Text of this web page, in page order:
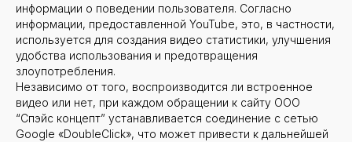
информации о поведении пользователя. Согласно
информации, предоставленной YouTube, это, в частности,
используется для создания видео статистики, улучшения
удобства использования и предотвращения
злоупотребления.
Независимо от того, воспроизводится ли встроенное
видео или нет, при каждом обращении к сайту ООО
“Спэйс концепт” устанавливается соединение с сетью
Google «DoubleClick», что может привести к дальнейшей